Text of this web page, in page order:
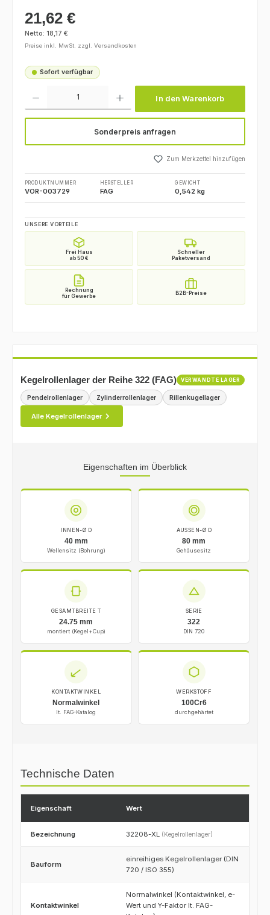
Regulärer Preis:
21,62 €
Netto: 18,17 €
Preise inkl. MwSt. zzgl. Versandkosten
Sofort verfügbar
In den Warenkorb
Sonderpreis anfragen
Zum Merkzettel hinzufügen
PRODUKTNUMMER
VOR-003729
HERSTELLER
FAG
GEWICHT
0,542 kg
UNSERE VORTEILE
Kegelrollenlager der Reihe 322 (FAG) VERWANDTE LAGER
Pendelrollenlager Zylinderrollenlager Rillenkugellager
Alle Kegelrollenlager
Eigenschaften im Überblick
INNEN-Ø D
40 mm
Wellensitz (Bohrung)
AUSSEN-Ø D
80 mm
Gehäusesitz
GESAMTBREITE T
24.75 mm
montiert (Kegel+Cup)
SERIE
322
DIN 720
KONTAKTWINKEL
Normalwinkel
lt. FAG-Katalog
WERKSTOFF
100Cr6
durchgehärtet
Technische Daten
Eigenschaft Wert
Bezeichnung 32208-XL (Kegelrollenlager)
Bauform
einreihiges Kegelrollenlager (DIN
720 / ISO 355)
Kontaktwinkel
Normalwinkel (Kontaktwinkel, e-
Wert und Y-Faktor lt. FAG-